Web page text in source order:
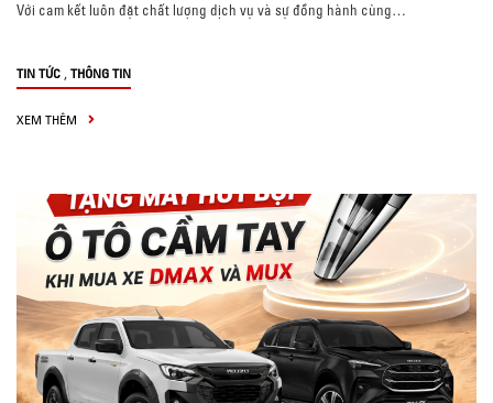
Với cam kết luôn đặt chất lượng dịch vụ và sự đồng hành cùng…
TIN TỨC , THÔNG TIN
XEM THÊM